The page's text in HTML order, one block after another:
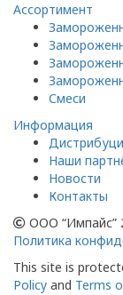
Ассортимент
Смеси
Информация
Наши
Новости
Контакты
ООО “Импайс”
Политика
This site is
Policy and Terms